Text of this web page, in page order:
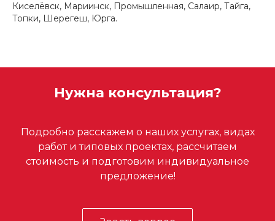
Киселёвск, Мариинск, Промышленная, Салаир, Тайга,
Топки, Шерегеш, Юрга.
Нужна консультация?
Подробно расскажем о наших услугах, видах
работ и типовых проектах, рассчитаем
стоимость и подготовим индивидуальное
предложение!